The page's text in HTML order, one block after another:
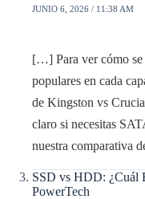
JUNIO 6, 2026 / 11:38 AM
[…] Para ver cómo se
populares en cada
de Kingston vs
claro si necesitas
nuestra comparativa
SSD vs HDD: ¿Cuál
PowerTech